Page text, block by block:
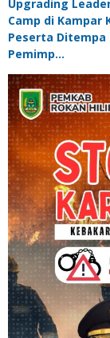
Upgrading
Camp di Kampar
Peserta Ditempa
Pemimp…